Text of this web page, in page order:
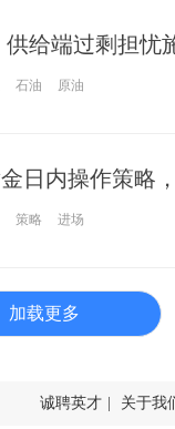
供给端过剩担忧
行
石油 原油
日内操作策略
策略 进场
加载更多
诚聘英才 关于我